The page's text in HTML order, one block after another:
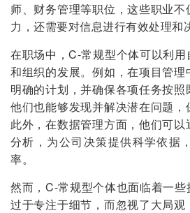
师、财务管理等职位，这些职业
力，还需要对信息进行有效处理和
在职场中，C-常规型个体可以利
和组织的发展。例如，在项目管
明确的计划，并确保各项任务按照
他们也能够发现并解决潜在问题，
此外，在数据管理方面，他们可
分析，为公司决策提供科学依据
率。
然而，C-常规型个体也面临着一
过于专注于细节，而忽视了大局